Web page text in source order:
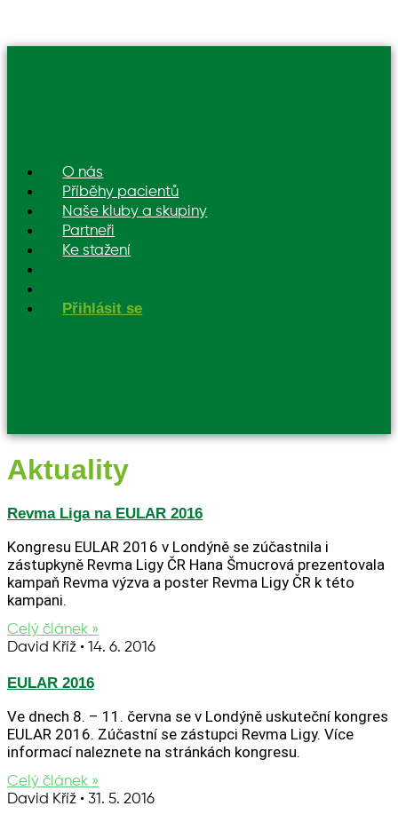
O nás
Příběhy pacientů
Naše kluby a skupiny
Partneři
Ke stažení
Přihlásit se
Aktuality
Revma Liga na EULAR 2016
Kongresu EULAR 2016 v Londýně se zúčastnila i
zástupkyně Revma Ligy ČR Hana Šmucrová prezentovala
kampaň Revma výzva a poster Revma Ligy ČR k této
kampani.
Celý článek »
David Kříž
14. 6. 2016
EULAR 2016
Ve dnech 8. – 11. června se v Londýně uskuteční kongres
EULAR 2016. Zúčastní se zástupci Revma Ligy. Více
informací naleznete na stránkách kongresu.
Celý článek »
David Kříž
31. 5. 2016